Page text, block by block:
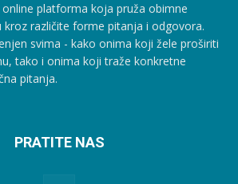
platforma koja pruža obimne
različite forme pitanja i odgovora.
svima - kako onima koji žele proširiti
tako i onima koji traže konkretne
pitanja.
PRATITE NAS